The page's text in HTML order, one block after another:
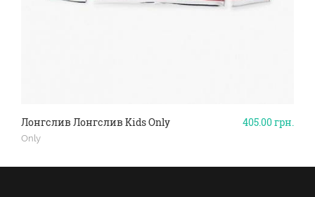
405.00грн.
Лонгслив Лонгслив Kids Only
Only